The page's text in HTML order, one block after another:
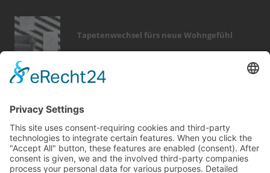
Tapetenwechsel fürs neue Wohngefühl
beratung photovoltaik finanzierung
sanieren
rund ums haus
kamin immobilien
heizung